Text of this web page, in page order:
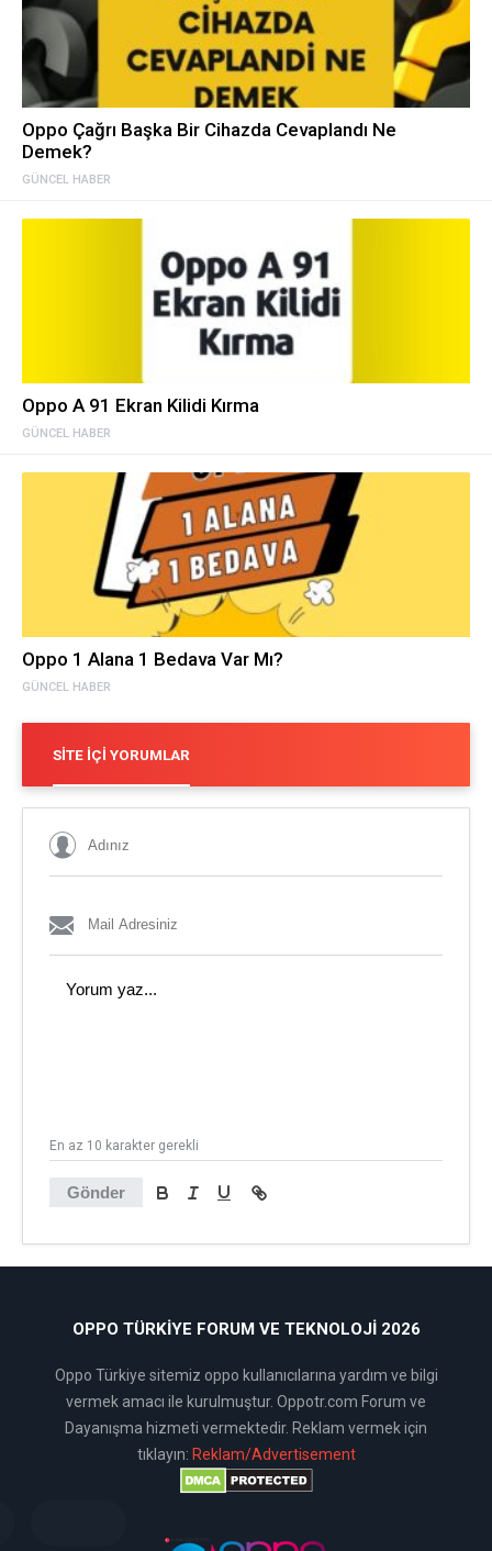
GÜNCEL HABER
Oppo Çağrı Başka Bir Cihazda Cevaplandı Ne
Demek?
GÜNCEL HABER
Oppo A 91 Ekran Kilidi Kırma
GÜNCEL HABER
Oppo 1 Alana 1 Bedava Var Mı?
SITE İÇI YORUMLAR
Gönder
En az 10 karakter gerekli
OPPO TÜRKIYE FORUM VE TEKNOLOJI 2026
Oppo Türkiye sitemiz oppo kullanıcılarına yardım ve bilgi
vermek amacı ile kurulmuştur. Oppotr.com Forum ve
Dayanışma hizmeti vermektedir. Reklam vermek için
tıklayın: Reklam/Advertisement